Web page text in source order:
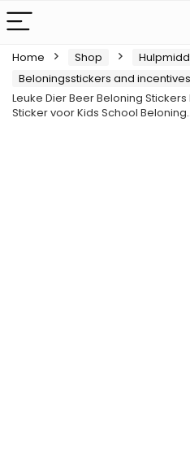
Home Shop
Beloningsstickers and incentives
Leuke Dier Beer Beloning
Sticker voor Kids School